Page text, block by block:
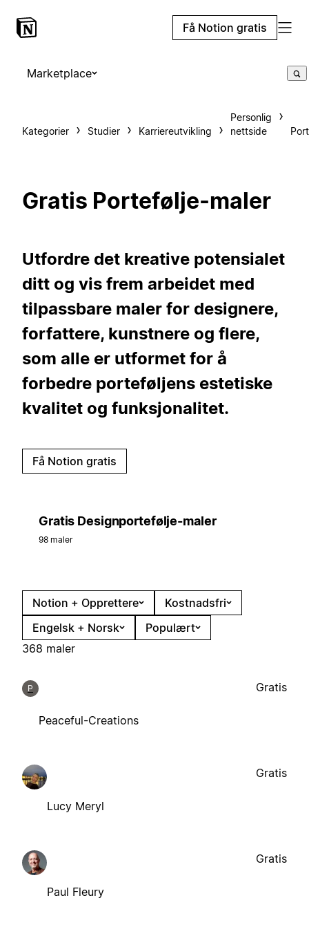
Få Notion gratis
Marketplace
Kategorier Studier Karriereutvikling
Personlig
nettside
Gratis Portefølje-maler
Utfordre det kreative potensialet
ditt og vis frem arbeidet med
tilpassbare maler for designere,
forfattere, kunstnere og flere,
som alle er utformet for å
forbedre porteføljens estetiske
kvalitet og funksjonalitet.
Få Notion gratis
Gratis Designportefølje-maler
98 maler
Notion + Opprettere
Kostnadsfri
Engelsk + Norsk
Populært
368 maler
P
Peaceful-Creations
Gratis
Lucy Meryl
Gratis
Paul Fleury
Gratis